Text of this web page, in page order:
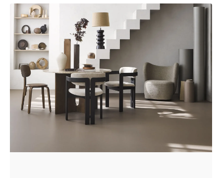
klassieke of moderne inrichting,
shutters passen altijd perfect bij jouw
interieur.